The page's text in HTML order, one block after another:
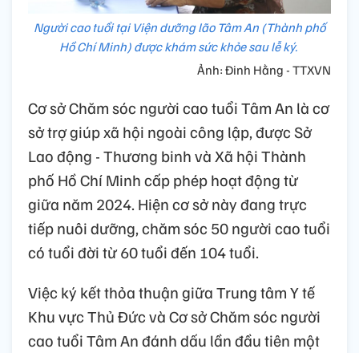
Người cao tuổi tại Viện dưỡng lão Tâm An (Thành phố
Hồ Chí Minh) được khám sức khỏe sau lễ ký.
Ảnh: Đinh Hằng - TTXVN
Cơ sở Chăm sóc người cao tuổi Tâm An là cơ
sở trợ giúp xã hội ngoài công lập, được Sở
Lao động - Thương binh và Xã hội Thành
phố Hồ Chí Minh cấp phép hoạt động từ
giữa năm 2024. Hiện cơ sở này đang trực
tiếp nuôi dưỡng, chăm sóc 50 người cao tuổi
có tuổi đời từ 60 tuổi đến 104 tuổi.
Việc ký kết thỏa thuận giữa Trung tâm Y tế
Khu vực Thủ Đức và Cơ sở Chăm sóc người
cao tuổi Tâm An đánh dấu lần đầu tiên một